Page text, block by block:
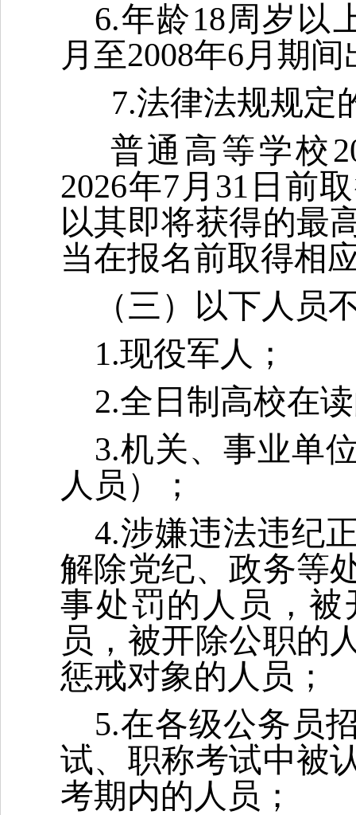
6.年龄18周岁以
月至2008年6月期
7.法律法规规定
普通高等学校
2026年7月31日前
以其即将获得的最
当在报名前取得相
（三）以下人员
1.现役军人；
2.全日制高校在
3.机关、事业单
人员）；
4.涉嫌违法违纪
解除党纪、政务等
事处罚的人员，
员，被开除公职的
惩戒对象的人员；
5.在各级公务员
试、职称考试中被
考期内的人员；